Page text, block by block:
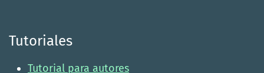
Tutoriales
Tutorial para autores